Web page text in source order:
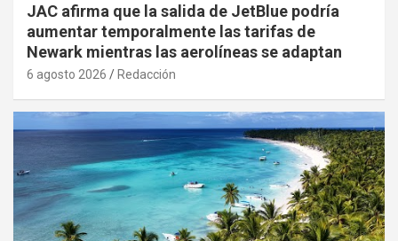
JAC afirma que la salida de JetBlue podría
aumentar temporalmente las tarifas de
Newark mientras las aerolíneas se adaptan
6 agosto 2026 Redacción